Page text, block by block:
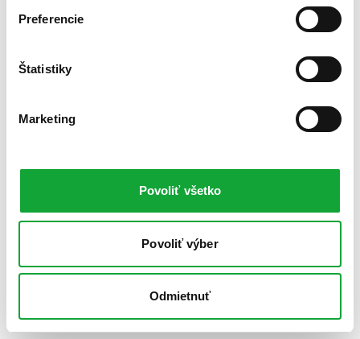
Preferencie
Štatistiky
Marketing
Povoliť všetko
Povoliť výber
Odmietnuť